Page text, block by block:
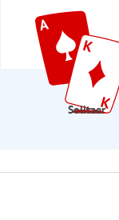
Solitaer